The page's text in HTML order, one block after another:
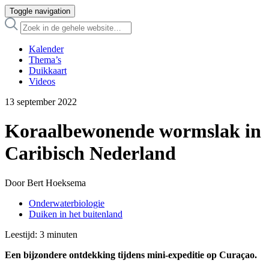
Toggle navigation
Kalender
Thema’s
Duikkaart
Videos
13 september 2022
Koraalbewonende wormslak in
Caribisch Nederland
Door Bert Hoeksema
Onderwaterbiologie
Duiken in het buitenland
Leestijd: 3 minuten
Een bijzondere ontdekking tijdens mini-expeditie op Curaçao.